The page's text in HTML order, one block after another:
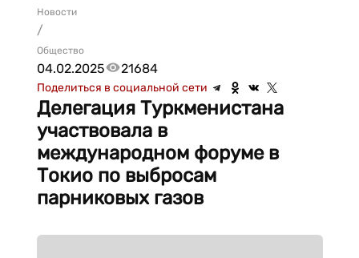
Новости
/
Общество
04.02.2025 21684
Поделиться в социальной сети
Делегация Туркменистана
участвовала в
международном форуме в
Токио по выбросам
парниковых газов